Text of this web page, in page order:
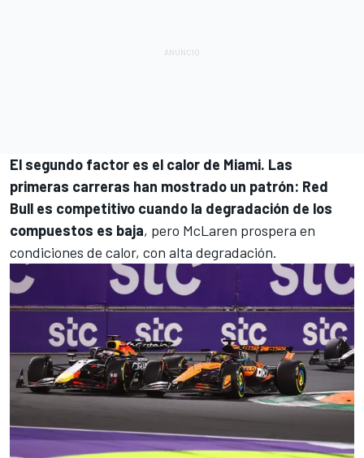
El segundo factor es el calor de Miami. Las
primeras carreras han mostrado un patrón: Red
Bull es competitivo cuando la degradación de los
compuestos es baja, pero McLaren prospera en
condiciones de calor, con alta degradación.